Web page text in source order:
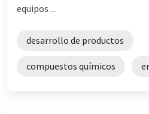
equipos ...
desarrollo de productos
compuestos químicos